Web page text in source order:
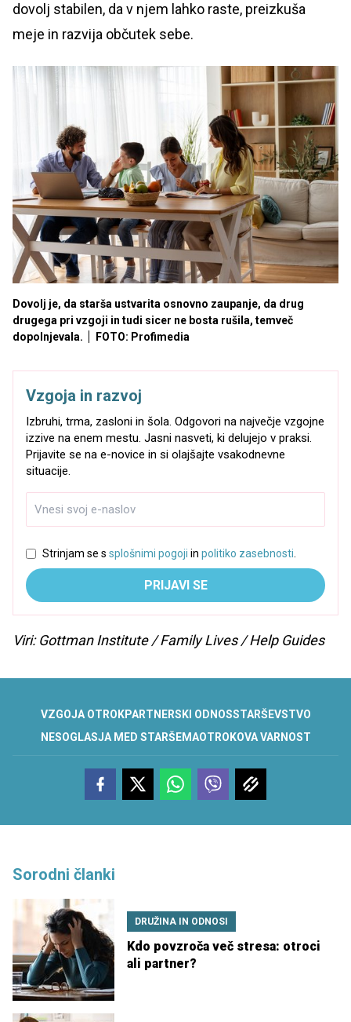
dovolj stabilen, da v njem lahko raste, preizkuša
meje in razvija občutek sebe.
Dovolj je, da starša ustvarita osnovno zaupanje, da drug
drugega pri vzgoji in tudi sicer ne bosta rušila, temveč
dopolnjevala.
FOTO: Profimedia
Vzgoja in razvoj
Izbruhi, trma, zasloni in šola. Odgovori na največje vzgojne
izzive na enem mestu. Jasni nasveti, ki delujejo v praksi.
Prijavite se na e-novice in si olajšajte vsakodnevne
situacije.
Strinjam se s splošnimi pogoji in politiko zasebnosti.
PRIJAVI SE
Viri: Gottman Institute / Family Lives / Help Guides
VZGOJA OTROKPARTNERSKI ODNOSSTARŠEVSTVO
NESOGLASJA MED STARŠEMAOTROKOVA VARNOST
Sorodni članki
DRUŽINA IN ODNOSI
Kdo povzroča več stresa: otroci
ali partner?